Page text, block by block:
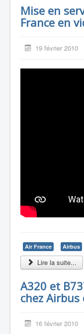
Mise en
France en
19 février 2010
Air France Airbus
Lire la suite...
A320 et
chez
16 février 2010